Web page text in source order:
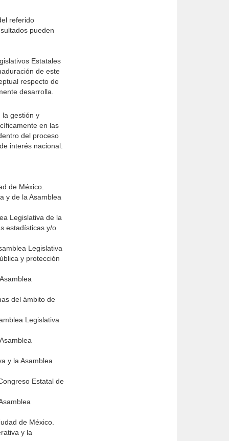
referido
pueden
Estatales
de este
respecto de
desarrolla.
la gestión y
en las
del proceso
interés nacional.
de México.
y de la Asamblea
Legislativa de la
estadísticas y/o
Legislativa
y protección
del ámbito de
Legislativa
y la Asamblea
Estatal de
de México.
y la